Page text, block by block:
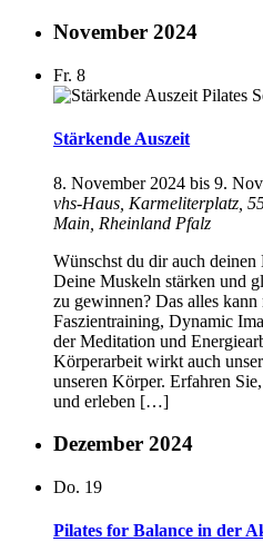
November 2024
Fr. 8
Stärkende Auszeit
8. November 2024 bis 9.
vhs-Haus, Karmeliterplatz,
Main, Rheinland Pfalz
Wünschst du dir auch
Deine Muskeln stärken und
zu gewinnen? Das alles
Faszientraining, Dynamic
der Meditation und
Körperarbeit wirkt auch
unseren Körper. Erfahren
und erleben […]
Dezember 2024
Do. 19
Pilates for Balance in der